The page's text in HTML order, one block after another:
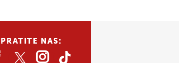
PRATITE NAS: